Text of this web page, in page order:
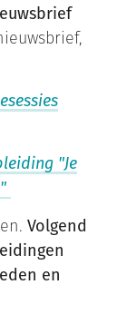
"Je
Volgend
en